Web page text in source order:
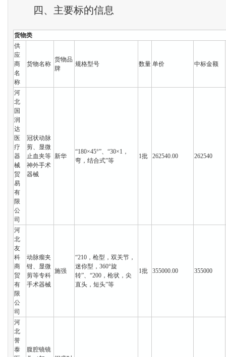
四、主要标的信息
货物类
供
应
商
名
称
货物名称
货物品
牌
规格型号 数量 单价 中标金额
河
北
国
润
达
医
疗
器
械
贸
易
有
限
公
司
冠状动脉
剪、显微
止血夹等
神外手术
器械
新华
“180×45°”、“30×1，
弯，结合式”等
1批 262540.00 262540
河
北
友
科
商
贸
有
限
公
司
动脉瘤夹
钳、显微
剪等专科
手术器械
施强
“210，枪型，双关节，
迷你型，360°旋
转”、“200，枪状，尖
直头，短头”等
1批 355000.00 355000
河
北
誉
泰
腹腔镜镜